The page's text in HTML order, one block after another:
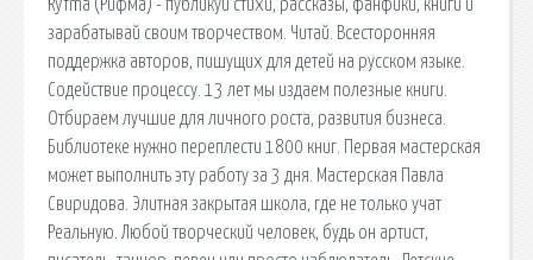
Ryfma (Рифма) - публикуй стихи, рассказы, фанфики, книги и
зарабатывай своим творчеством. Читай. Всесторонняя
поддержка авторов, пишущих для детей на русском языке.
Содействие процессу. 13 лет мы издаем полезные книги.
Отбираем лучшие для личного роста, развития бизнеса.
Библиотеке нужно переплести 1800 книг. Первая мастерская
может выполнить эту работу за 3 дня. Мастерская Павла
Свиридова. Элитная закрытая школа, где не только учат
Реальную. Любой творческий человек, будь он артист,